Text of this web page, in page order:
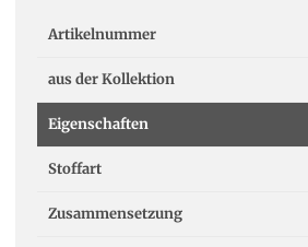
Artikelnummer
aus der Kollektion
Eigenschaften
Stoffart
Zusammensetzung